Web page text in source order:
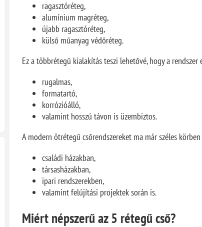
ragasztóréteg,
alumínium magréteg,
újabb ragasztóréteg,
külső műanyag védőréteg.
Ez a többrétegű kialakítás teszi lehetővé, hogy a rendszer
rugalmas,
formatartó,
korrózióálló,
valamint hosszú távon is üzembiztos.
A modern ötrétegű csőrendszereket ma már széles
családi házakban,
társasházakban,
ipari rendszerekben,
valamint felújítási projektek során is.
Miért népszerű az 5 rétegű cső?